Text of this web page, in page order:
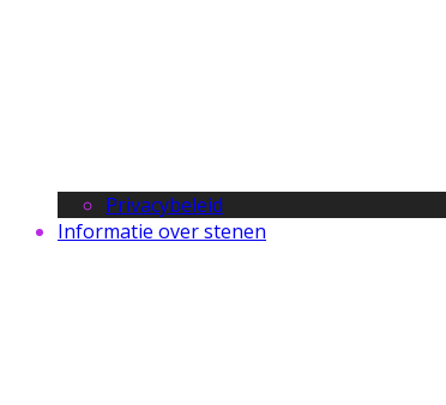
Privacybeleid
Informatie over stenen